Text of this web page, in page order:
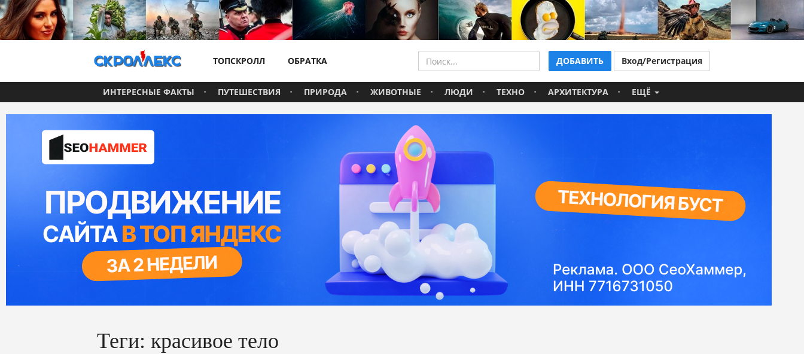
ДОБАВИТЬ Вход/Регистрация
ТОПСКРОЛЛ ОБРАТКА
ИНТЕРЕСНЫЕ ФАКТЫ ПУТЕШЕСТВИЯ ПРИРОДА ЖИВОТНЫЕ ЛЮДИ ТЕХНО АРХИТЕКТУРА ЕЩЁ
Теги: красивое тело